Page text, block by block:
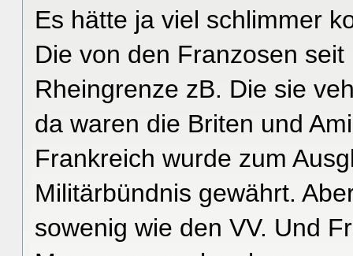
Es hätte ja viel schlimmer
Die von den Franzosen
Rheingrenze zB. Die sie
da waren die Briten und
Frankreich wurde zum
Militärbündnis gewährt.
sowenig wie den VV. Und